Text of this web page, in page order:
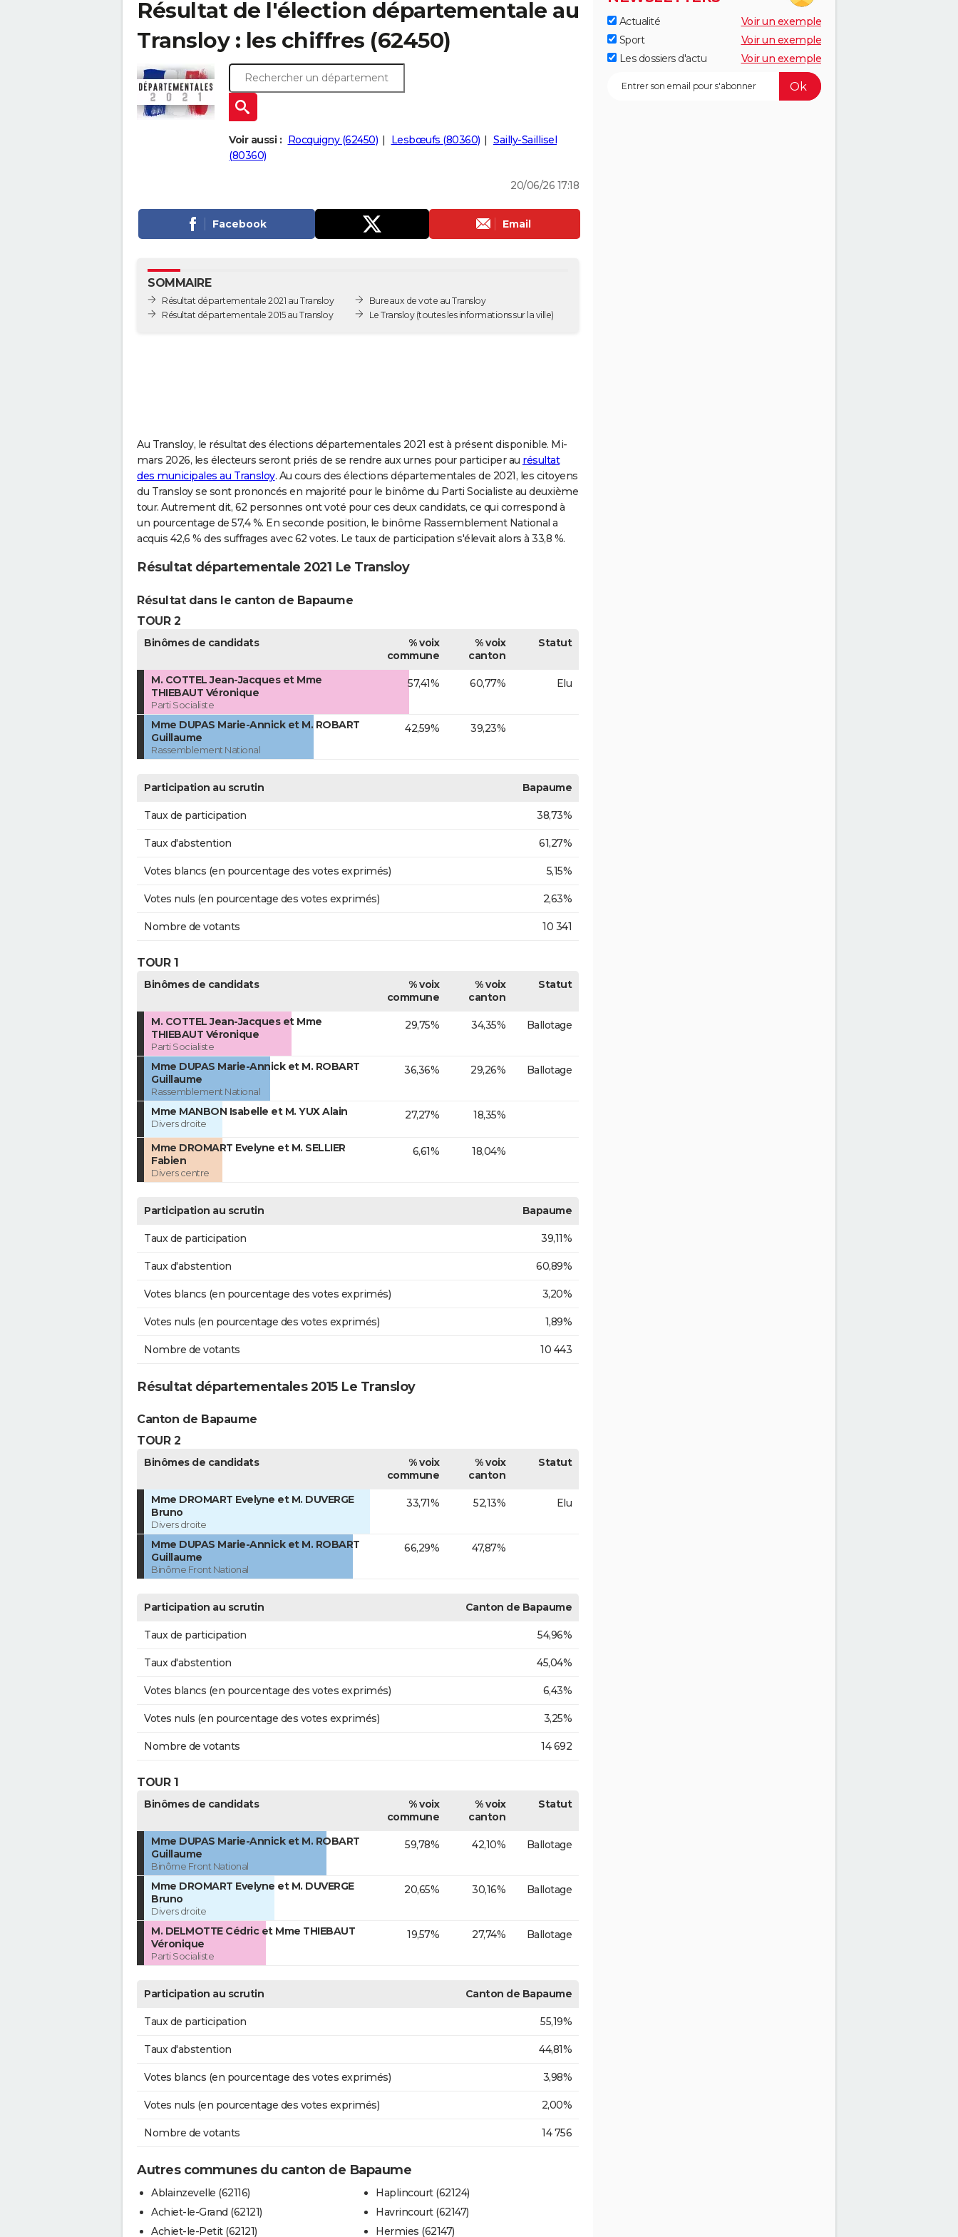
Résultat de l'élection départementale au
Transloy : les chiffres (62450)
Voir aussi : Rocquigny (62450) Lesbœufs (80360)
Sailly-Saillisel
(80360)
20/06/26 17:18
Facebook Email
SOMMAIRE
Résultat départementale 2021 au Transloy
Résultat départementale 2015 au Transloy
Bureaux de vote au Transloy
Le Transloy(toutes les informations sur la ville)
Au Transloy, le résultat des élections départementales 2021 est à présent disponible. Mi-
mars 2026, les électeurs seront priés de se rendre aux urnes pour participer au résultat
des municipales au Transloy. Au cours des élections départementales de 2021, les citoyens
du Transloy se sont prononcés en majorité pour le binôme du Parti Socialiste au deuxième
tour. Autrement dit, 62 personnes ont voté pour ces deux candidats, ce qui correspond à
un pourcentage de 57,4 %. En seconde position, le binôme Rassemblement National a
acquis 42,6 % des suffrages avec 62 votes. Le taux de participation s'élevait alors à 33,8 %.
Résultat départementale 2021 Le Transloy
Résultat dans le canton de Bapaume
TOUR 2
Binômes de candidats
% voix
commune
% voix
canton
Statut
M. COTTEL Jean-Jacques et Mme
THIEBAUT Véronique
Parti Socialiste
57,41% 60,77% Elu
Mme DUPAS Marie-Annick et M. ROBART
Guillaume
Rassemblement National
42,59% 39,23%
Participation au scrutin Bapaume
Taux de participation 38,73%
Taux d'abstention 61,27%
Votes blancs (en pourcentage des votes exprimés) 5,15%
Votes nuls (en pourcentage des votes exprimés) 2,63%
Nombre de votants 10 341
TOUR 1
Binômes de candidats
% voix
commune
% voix
canton
Statut
M. COTTEL Jean-Jacques et Mme
THIEBAUT Véronique
Parti Socialiste
29,75% 34,35% Ballotage
Mme DUPAS Marie-Annick et M. ROBART
Guillaume
Rassemblement National
36,36% 29,26% Ballotage
Mme MANBON Isabelle et M. YUX Alain
Divers droite
27,27% 18,35%
Mme DROMART Evelyne et M. SELLIER
Fabien
Divers centre
6,61% 18,04%
Participation au scrutin Bapaume
Taux de participation 39,11%
Taux d'abstention 60,89%
Votes blancs (en pourcentage des votes exprimés) 3,20%
Votes nuls (en pourcentage des votes exprimés) 1,89%
Nombre de votants 10 443
Résultat départementales 2015 Le Transloy
Canton de Bapaume
TOUR 2
Binômes de candidats
% voix
commune
% voix
canton
Statut
Mme DROMART Evelyne et M. DUVERGE
Bruno
Divers droite
33,71% 52,13% Elu
Mme DUPAS Marie-Annick et M. ROBART
Guillaume
Binôme Front National
66,29% 47,87%
Participation au scrutin Canton de Bapaume
Taux de participation 54,96%
Taux d'abstention 45,04%
Votes blancs (en pourcentage des votes exprimés) 6,43%
Votes nuls (en pourcentage des votes exprimés) 3,25%
Nombre de votants 14 692
TOUR 1
Binômes de candidats
% voix
commune
% voix
canton
Statut
Mme DUPAS Marie-Annick et M. ROBART
Guillaume
Binôme Front National
59,78% 42,10% Ballotage
Mme DROMART Evelyne et M. DUVERGE
Bruno
Divers droite
20,65% 30,16% Ballotage
M. DELMOTTE Cédric et Mme THIEBAUT
Véronique
Parti Socialiste
19,57% 27,74% Ballotage
Participation au scrutin Canton de Bapaume
Taux de participation 55,19%
Taux d'abstention 44,81%
Votes blancs (en pourcentage des votes exprimés) 3,98%
Votes nuls (en pourcentage des votes exprimés) 2,00%
Nombre de votants 14 756
Autres communes du canton de Bapaume
Ablainzevelle (62116)
Achiet-le-Grand (62121)
Achiet-le-Petit (62121)
Haplincourt (62124)
Havrincourt (62147)
Hermies (62147)
Actualité
Voir un exemple
Sport
Voir un exemple
Les dossiers d'actu
Voir un exemple